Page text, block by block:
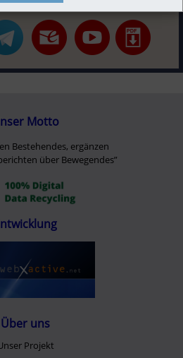
Motto
Bestehendes, ergänzen
über Bewegendes”
Über uns
Projekt